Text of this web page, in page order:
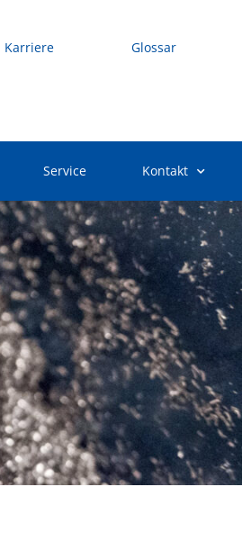
Karriere Glossar
Service Kontakt